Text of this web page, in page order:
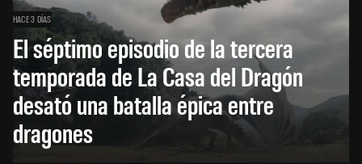
HACE 3 DÍAS
El séptimo episodio de la tercera
temporada de La Casa del Dragón
desató una batalla épica entre
dragones